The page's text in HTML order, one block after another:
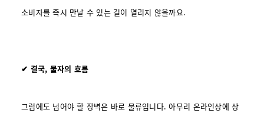
소비자를 즉시 만날 수 있는 길이 열리지 않을까요.
✔ 결국, 물자의 흐름
그럼에도 넘어야 할 장벽은 바로 물류입니다. 아무리 온라인상에 상